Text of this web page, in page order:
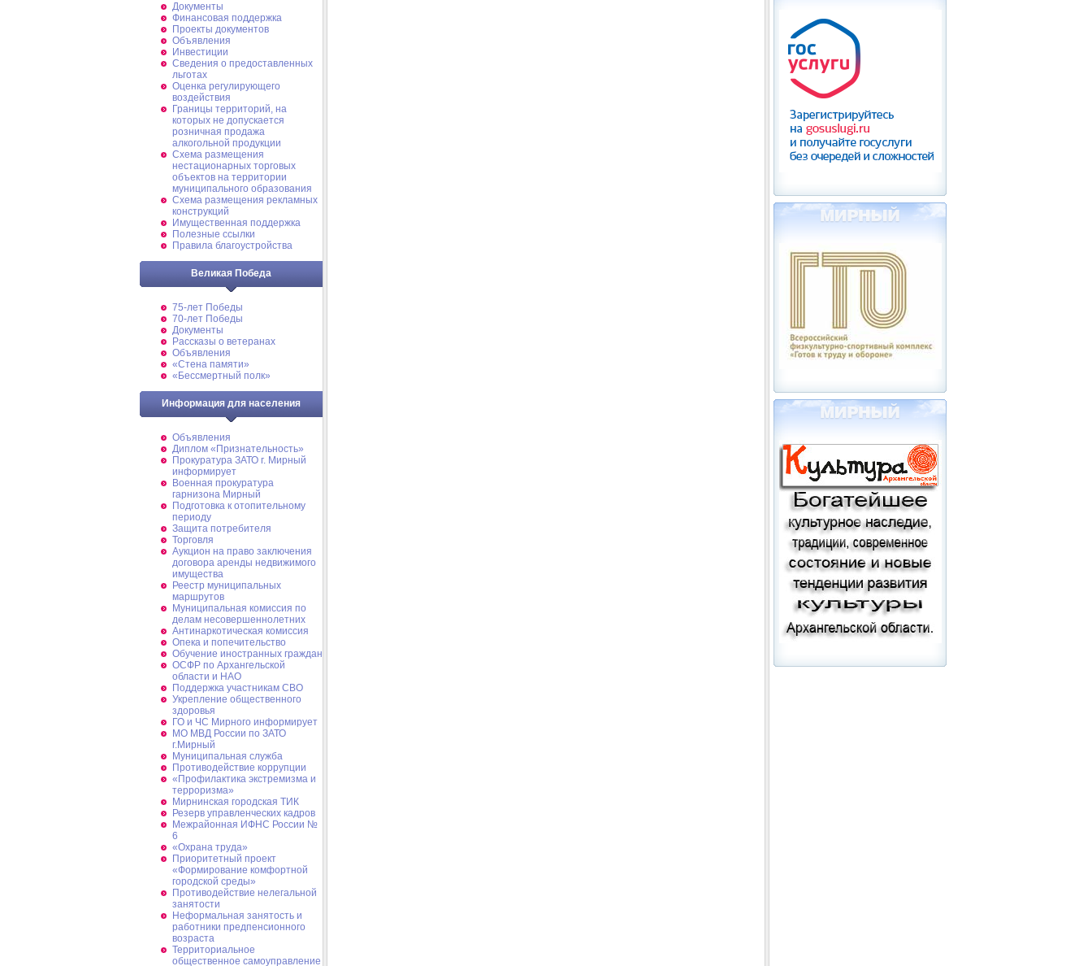
Документы
Финансовая поддержка
Проекты документов
Объявления
Инвестиции
Сведения о предоставленных
льготах
Оценка регулирующего
воздействия
Границы территорий, на
которых не допускается
розничная продажа
алкогольной продукции
Схема размещения
нестационарных торговых
объектов на территории
муниципального образования
Схема размещения рекламных
конструкций
Имущественная поддержка
Полезные ссылки
Правила благоустройства
Великая Победа
75-лет Победы
70-лет Победы
Документы
Рассказы о ветеранах
Объявления
«Стена памяти»
«Бессмертный полк»
Информация для населения
Объявления
Диплом «Признательность»
Прокуратура ЗАТО г. Мирный
информирует
Военная прокуратура
гарнизона Мирный
Подготовка к отопительному
периоду
Защита потребителя
Торговля
Аукцион на право заключения
договора аренды недвижимого
имущества
Реестр муниципальных
маршрутов
Муниципальная комиссия по
делам несовершеннолетних
Антинаркотическая комиссия
Опека и попечительство
Обучение иностранных граждан
ОСФР по Архангельской
области и НАО
Поддержка участникам СВО
Укрепление общественного
здоровья
ГО и ЧС Мирного информирует
МО МВД России по ЗАТО
г.Мирный
Муниципальная cлужба
Противодействие коррупции
«Профилактика экстремизма и
терроризма»
Мирнинская городская ТИК
Резерв управленческих кадров
Межрайонная ИФНС России №
6
«Охрана труда»
Приоритетный проект
«Формирование комфортной
городской среды»
Противодействие нелегальной
занятости
Неформальная занятость и
работники предпенсионного
возраста
Территориальное
общественное самоуправление